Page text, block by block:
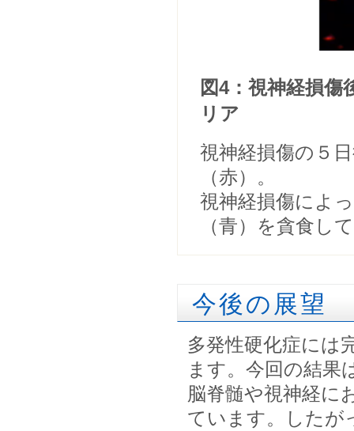
図4：視神経損
リア
視神経損傷の５
（赤）。
視神経損傷によ
（青）を貪食し
今後の展望
多発性硬化症には
ます。今回の結果
脳脊髄や視神経に
ています。したが